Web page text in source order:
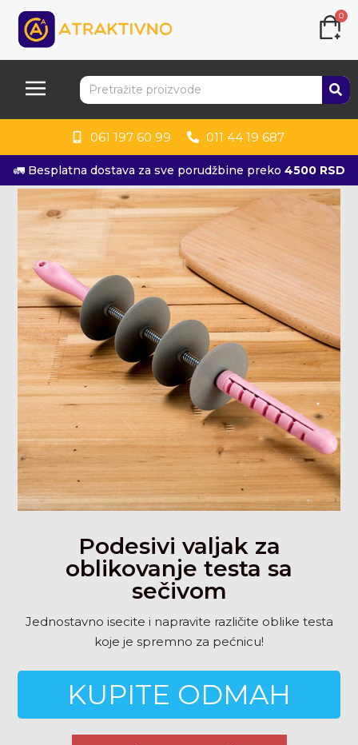
0
061 197 60 99 011 44 19 687
🚛 Besplatna dostava za sve porudžbine preko 4500 RSD
KUPITE ODMAH
Podesivi valjak za
oblikovanje testa sa
sečivom
Jednostavno isecite i napravite različite oblike testa
koje je spremno za pećnicu!
KUPITE ODMAH